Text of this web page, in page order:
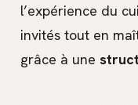
l’expérience du
invités tout en
grâce à une